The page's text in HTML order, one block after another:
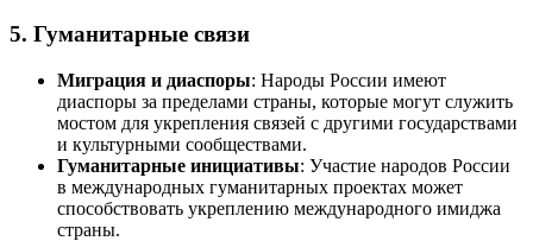
5. Гуманитарные связи
Миграция и диаспоры: Народы России имеют
диаспоры за пределами страны, которые могут служить
мостом для укрепления связей с другими государствами
и культурными сообществами.
Гуманитарные инициативы: Участие народов России
в международных гуманитарных проектах может
способствовать укреплению международного имиджа
страны.